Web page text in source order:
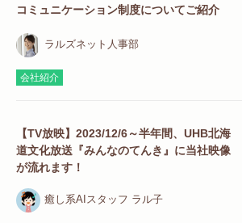
コミュニケーション制度についてご紹介
ラルズネット人事部
会社紹介
【TV放映】2023/12/6～半年間、UHB北海
道文化放送『みんなのてんき』に当社映像
が流れます！
癒し系AIスタッフ ラル子